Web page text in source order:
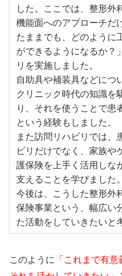
した。ここでは、整形外
機能面へのアプローチだ
たままでも、どのように
ができるようになるか？
リを実施しました。
自助具や補装具などにつ
クリニック時代の知識を
り、それを使うことで患
という経験もしました。
また訪問リハビリでは、
ビリだけでなく、家族や
護保険を上手く活用しな
支えることを学びました。
今後は、こうした整形外
保険事業という、幅広い
た活動をしていきたいと
このように 「これまで有